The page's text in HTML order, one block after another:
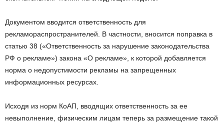
Документом вводится ответственность для
рекламораспространителей. В частности, вносится поправка в
статью 38 («Ответственность за нарушение законодательства
РФ о рекламе») закона «О рекламе», к которой добавляется
норма о недопустимости рекламы на запрещенных
информационных ресурсах.
Исходя из норм КоАП, вводящих ответственность за ее
невыполнение, физическим лицам теперь за размещение такой